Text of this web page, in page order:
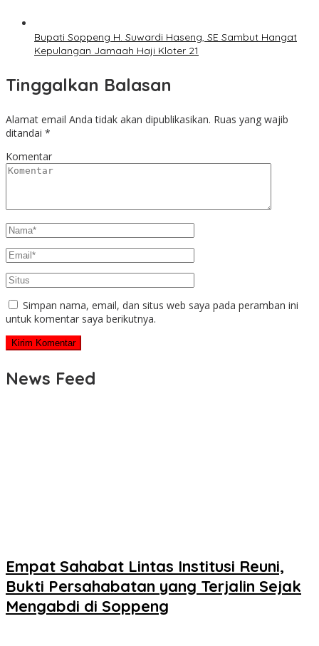
Bupati Soppeng H. Suwardi Haseng, SE Sambut Hangat
Kepulangan Jamaah Haji Kloter 21
Tinggalkan Balasan
Alamat email Anda tidak akan dipublikasikan. Ruas yang wajib
ditandai *
Komentar
Simpan nama, email, dan situs web saya pada peramban ini
untuk komentar saya berikutnya.
News Feed
Empat Sahabat Lintas Institusi Reuni,
Bukti Persahabatan yang Terjalin Sejak
Mengabdi di Soppeng